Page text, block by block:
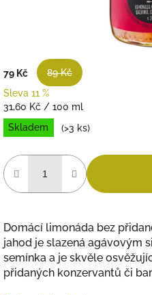
79 Kč
89 Kč
Sleva 11 %
Měrná
cena:
31,60 Kč / 100 ml
Skladem
(>3 ks)
Domácí limonáda bez
jahod je slazená agávovým
semínka a je skvěle
přidaných konzervantů či